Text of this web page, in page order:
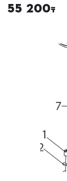
55 200₸